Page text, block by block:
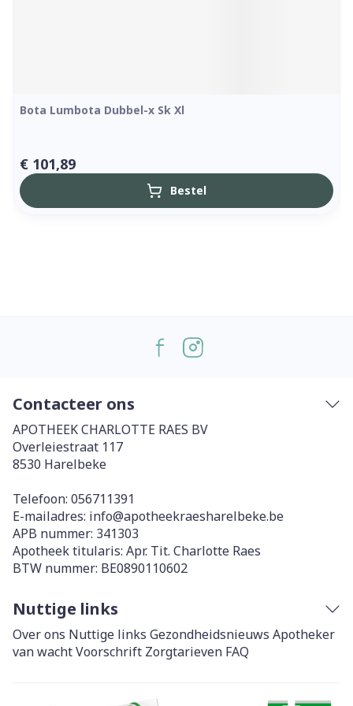
Bota Lumbota Dubbel-x Sk Xl
€ 101,89
Bestel
Contacteer ons
APOTHEEK CHARLOTTE RAES BV
Overleiestraat 117
8530 Harelbeke
Telefoon: 056711391
E-mailadres: info@apotheekraesharelbeke.be
APB nummer: 341303
Apotheek titularis: Apr. Tit. Charlotte Raes
BTW nummer: BE0890110602
Nuttige links
Over ons Nuttige links Gezondheidsnieuws Apotheker
van wachtVoorschrift Zorgtarieven FAQ